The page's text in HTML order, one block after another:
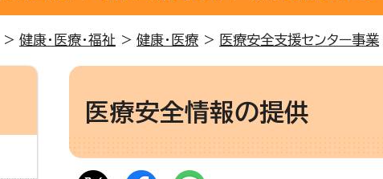
> 健康・医療・福祉 > 健康・医療 > 医療安全支援センター事業
医療安全情報の提供